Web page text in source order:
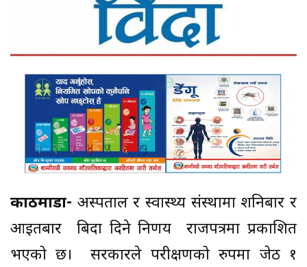
काठमाडौं- अस्पताल र स्वास्थ्य संस्थामा शनिबार र
आइतबार बिदा दिने निर्णय राजपत्रमा प्रकाशित
भएको छ। सरकारले परीक्षणको रुपमा जेठ १